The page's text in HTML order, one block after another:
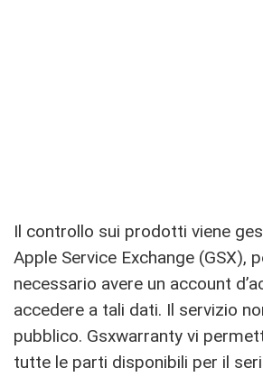
Il controllo sui prodotti viene
Apple Service Exchange (GSX),
necessario avere un account
accedere a tali dati. Il servizio
pubblico. Gsxwarranty vi
tutte le parti disponibili per il